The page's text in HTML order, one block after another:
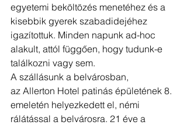
egyetemi beköltözés menetéhez és a
kisebbik gyerek szabadidejéhez
igazítottuk. Minden napunk ad-hoc
alakult, attól függően, hogy tudunk-e
találkozni vagy sem.
A szállásunk a belvárosban,
az Allerton Hotel patinás épületének 8.
emeletén helyezkedett el, némi
rálátással a belvárosra. 21 éve a